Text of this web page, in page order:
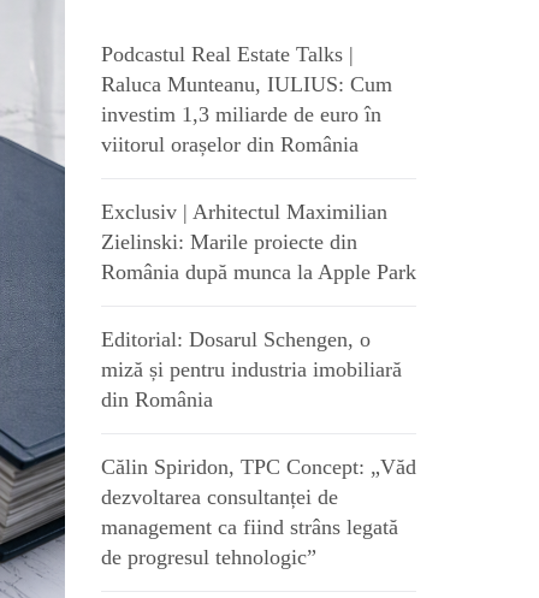
Podcastul Real Estate Talks |
Raluca Munteanu, IULIUS: Cum
investim 1,3 miliarde de euro în
viitorul orașelor din România
Exclusiv | Arhitectul Maximilian
Zielinski: Marile proiecte din
România după munca la Apple Park
Editorial: Dosarul Schengen, o
miză și pentru industria imobiliară
din România
Călin Spiridon, TPC Concept: „Văd
dezvoltarea consultanței de
management ca fiind strâns legată
de progresul tehnologic”